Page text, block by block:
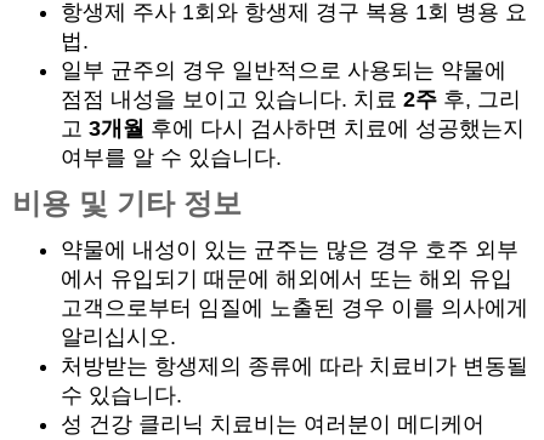
항생제 주사 1회와 항생제 경구 복용 1회 병용 요
법.
일부 균주의 경우 일반적으로 사용되는 약물에
점점 내성을 보이고 있습니다. 치료 2주 후, 그리
고 3개월 후에 다시 검사하면 치료에 성공했는지
여부를 알 수 있습니다.
비용 및 기타 정보
약물에 내성이 있는 균주는 많은 경우 호주 외부
에서 유입되기 때문에 해외에서 또는 해외 유입
고객으로부터 임질에 노출된 경우 이를 의사에게
알리십시오.
처방받는 항생제의 종류에 따라 치료비가 변동될
수 있습니다.
성 건강 클리닉 치료비는 여러분이 메디케어